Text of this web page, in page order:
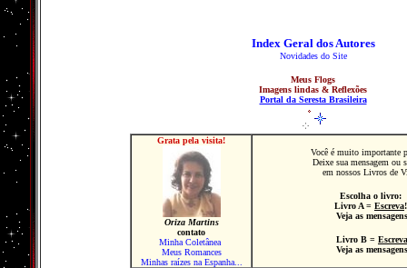
Index Geral dos Autores
Novidades do Site
Meus Flogs
Imagens lindas & Reflexões
Portal da Seresta Brasileira
Grata pela visita!
Oriza Martins
contato
Minha Coletânea
Meus Romances
Minhas raízes na Espanha...
Você é muito importante
Deixe sua mensagem ou
em nossos Livros de
Escolha o livro:
Livro A = Escreva!
Veja as
Livro B = Escreva
Veja as